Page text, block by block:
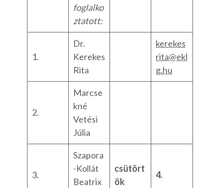
foglalko
ztatott:
1.
Dr.
Kerekes
Rita
kerekes
rita@ekl
g.hu
2.
Marcse
kné
Vetési
Júlia
3.
Szapora
-Kollát
Beatrix
csütört
ök
4.